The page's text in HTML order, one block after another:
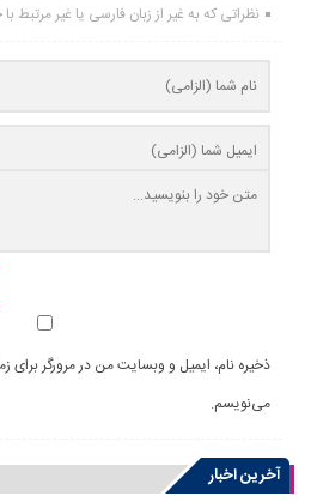
نظراتی که به غیر از زبان فارسی یا غیر مرتبط
ذخیره نام، ایمیل و وبسایت من در مرورگر برای
می‌نویسم.
آخرین اخبار